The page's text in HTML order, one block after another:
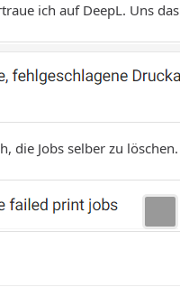
ich auf DeepL. Uns
Jobs selber zu